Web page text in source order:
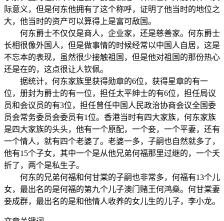
际意义，但是何东他拥有了这个称呼，证明了他当时的地位之
大，他当时的资产可以算得上是富可敌国。
何东爵士不仅仅是商人，企业家，还是慈善家。何东爵士
长相很像外国人，但是做事情的时候经常以中国人自居，这是
不忘本的表现，虽然很少接触祖国，但是他对祖国的那份热心
还是在的，这点很让人钦佩。
据统计，何东家族里获得勋章的6位，获得星章的有一
位，册封为爵士的有一位，担任太平绅士的有6位，担任局议
员和会议员的有3位，担任曾任中国人民政治协商会议全国委
员会常务委员会委员有1位。香港当时有四大家族，何东家族
是四大家族的头头，他有一个原配，一个妾，一个平妻，还有
一个情人，就有四个老婆了。老婆一多，子嗣也自然就多了，
他有15个子女，其中一个是从他兄弟何福那里过继的，一个夭
折了，两个是私生子。
何东的兄弟何福和何甘棠的子嗣也非常多，何福有13个儿
女，最出名的是何福的第九个儿子澳门赌王何鸿燊。何甘棠妻
妾成群，最出名的是和他情人收养的女儿生的儿子，李小龙。